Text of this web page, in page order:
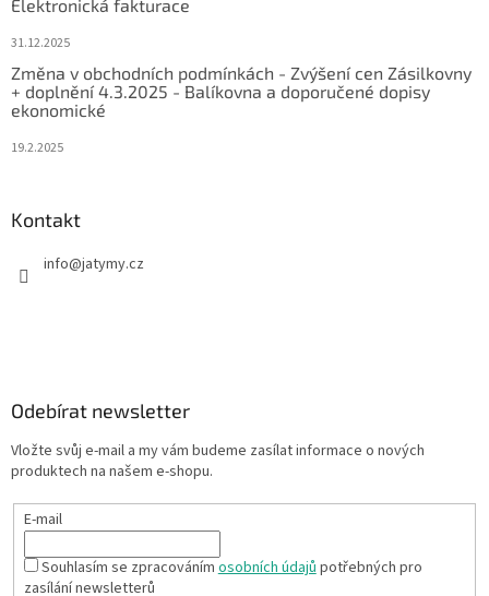
Elektronická fakturace
31.12.2025
Změna v obchodních podmínkách - Zvýšení cen Zásilkovny
+ doplnění 4.3.2025 - Balíkovna a doporučené dopisy
ekonomické
19.2.2025
Kontakt
info@jatymy.cz
Odebírat newsletter
Vložte svůj e-mail a my vám budeme zasílat informace o nových
produktech na našem e-shopu.
E-mail
Souhlasím se zpracovánímosobních údajůpotřebných pro
zasílání newsletterů